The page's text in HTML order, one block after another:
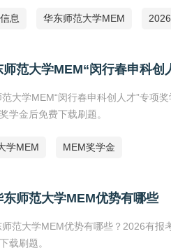
息 华东师范大学MEM
范大学MEM“闵行春申科创
大学MEM“闵行春申科创人才”专项
学金后免费下载刷题。
学MEM MEM奖学金
东师范大学MEM优势有哪些
范大学MEM优势有哪些？2026有报
载刷题。